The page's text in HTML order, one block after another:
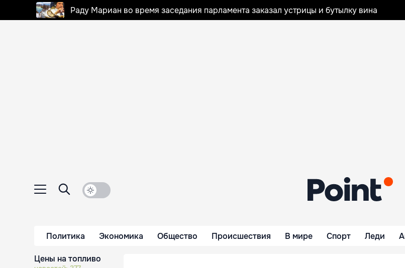
Раду Мариан во время заседания парламента заказал устрицы и бутылку вина
Политика Экономика Общество Происшествия В мире Спорт Леди
Цены на топливо